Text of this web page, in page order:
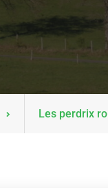
Les perdrix